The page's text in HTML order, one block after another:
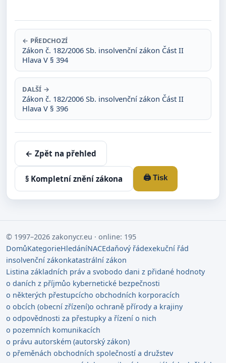
← PŘEDCHOZÍ
Zákon č. 182/2006 Sb. insolvenční zákon Část II
Hlava V § 394
DALŠÍ →
Zákon č. 182/2006 Sb. insolvenční zákon Část II
Hlava V § 396
← Zpět na přehled
§ Kompletní znění zákona 🖨️ Tisk
© 1997–2026 zakonycr.eu · online: 195
DomůKategorieHledáníNACEdaňový řádexekuční řád
insolvenční zákonkatastrální zákon
Listina základních práv a svobodo dani z přidané hodnoty
o daních z příjmůo kybernetické bezpečnosti
o některých přestupcícho obchodních korporacích
o obcích (obecní zřízení)o ochraně přírody a krajiny
o odpovědnosti za přestupky a řízení o nich
o pozemních komunikacích
o právu autorském (autorský zákon)
o přeměnách obchodních společností a družstev